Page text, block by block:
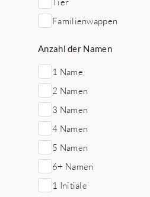
Familienwappen
Anzahl der Namen
1 Name
2 Namen
3 Namen
4 Namen
5 Namen
6+ Namen
1 Initiale